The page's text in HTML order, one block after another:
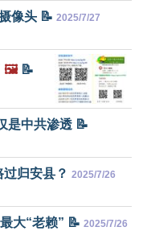
像头 📝 2025/7/27
🖼️📝
是中共渗透 📝
归安县？ 2025/7/26
大“老赖” 📝 2025/7/26